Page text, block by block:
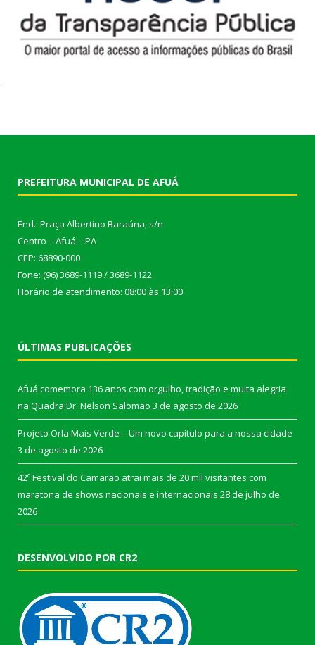
PREFEITURA MUNICIPAL DE AFUÁ
End.: Praça Albertino Baraúna, s/n
Centro – Afuá – PA
CEP: 68890-000
Fone: (96) 3689-1119 / 3689-1122
Horário de atendimento: 08:00 às 13:00
ÚLTIMAS PUBLICAÇÕES
Afuá comemora 136 anos com orgulho, tradição e muita alegria
na Quadra Dr. Nelson Salomão 3 de agosto de 2026
Projeto Orla Mais Verde – Um novo capítulo para a nossa cidade
3 de agosto de 2026
42º Festival do Camarão atrai mais de 20 mil visitantes com
maratona de shows nacionais e internacionais 28 de julho de
2026
DESENVOLVIDO POR CR2